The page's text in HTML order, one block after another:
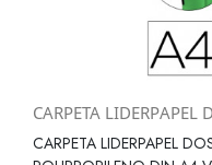
CARPETA LIDERPAPEL
CARPETA LIDERPAPEL